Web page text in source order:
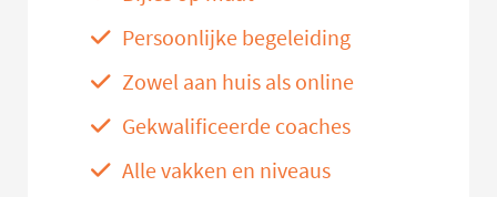
Persoonlijke begeleiding
Zowel aan huis als online
Gekwalificeerde coaches
Alle vakken en niveaus